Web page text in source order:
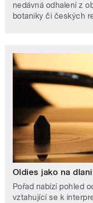
nedávná odhalení z
botaniky či českých
Oldies jako na dlani
Pořad nabízí pohled
vztahující se k